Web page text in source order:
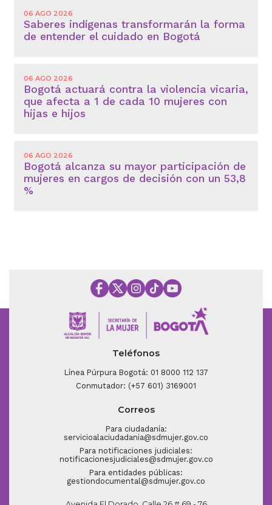
06 AGO 2026
Saberes indígenas transformarán la forma
de entender el cuidado en Bogotá
06 AGO 2026
Bogotá actuará contra la violencia vicaria,
que afecta a 1 de cada 10 mujeres con
hijas e hijos
06 AGO 2026
Bogotá alcanza su mayor participación de
mujeres en cargos de decisión con un 53,8
%
Teléfonos
Línea Púrpura Bogotá: 01 8000 112 137
Conmutador: (+57 601) 3169001
Correos
Para ciudadanía:
servicioalaciudadania@sdmujer.gov.co
Para notificaciones judiciales:
notificacionesjudiciales@sdmujer.gov.co
Para entidades públicas:
gestiondocumental@sdmujer.gov.co